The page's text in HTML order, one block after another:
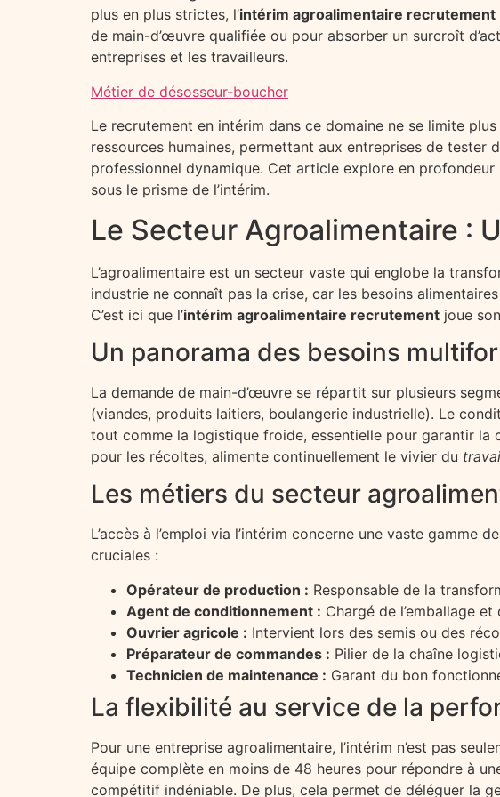
plus en plus strictes, l’intérim agroalimentaire recrutement
de main-d’œuvre qualifiée ou pour absorber un surcroît
entreprises et les travailleurs.
Métier de désosseur-boucher
Le recrutement en intérim dans ce domaine ne se limite
ressources humaines, permettant aux entreprises de
professionnel dynamique. Cet article explore en
sous le prisme de l’intérim.
Le Secteur Agroalimentaire :
L’agroalimentaire est un secteur vaste qui englobe la
industrie ne connaît pas la crise, car les besoins
C’est ici que l’intérim agroalimentaire recrutement joue
Un panorama des besoins
La demande de main-d’œuvre se répartit sur plusieurs
(viandes, produits laitiers, boulangerie industrielle). Le
tout comme la logistique froide, essentielle pour garantir la
pour les récoltes, alimente continuellement le vivier du
Les métiers du secteur
L’accès à l’emploi via l’intérim concerne une vaste gamme
cruciales :
Opérateur de production : Responsable de la
Agent de conditionnement : Chargé de l’emballage et
Ouvrier agricole : Intervient lors des semis ou des
Préparateur de commandes : Pilier de la chaîne
Technicien de maintenance : Garant du bon
La flexibilité au service de la
Pour une entreprise agroalimentaire, l’intérim n’est pas
équipe complète en moins de 48 heures pour répondre à
compétitif indéniable. De plus, cela permet de déléguer la